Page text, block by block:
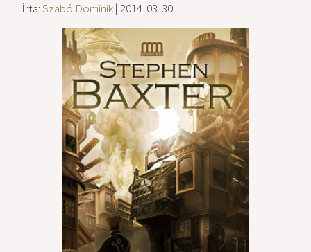
Írta:Szabó Dominik| 2014. 03. 30.